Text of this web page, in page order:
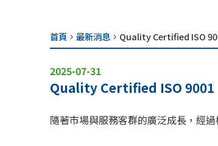
首頁 最新消息 Quality Certified ISO
2025-07-31
Quality Certified ISO 9001
隨著市場與服務客群的廣泛成長，經